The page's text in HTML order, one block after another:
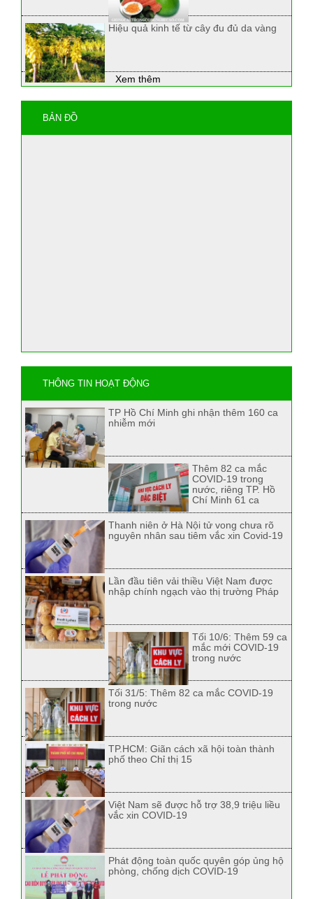
Hiệu quả kinh tế từ cây đu đủ da vàng
Xem thêm
BẢN ĐỒ
THÔNG TIN HOẠT ĐỘNG
TP Hồ Chí Minh ghi nhận thêm 160 ca
nhiễm mới
Thêm 82 ca mắc
COVID-19 trong
nước, riêng TP. Hồ
Chí Minh 61 ca
Thanh niên ở Hà Nội tử vong chưa rõ
nguyên nhân sau tiêm vắc xin Covid-19
Lần đầu tiên vải thiều Việt Nam được
nhập chính ngạch vào thị trường Pháp
Tối 10/6: Thêm 59 ca
mắc mới COVID-19
trong nước
Tối 31/5: Thêm 82 ca mắc COVID-19
trong nước
TP.HCM: Giãn cách xã hội toàn thành
phố theo Chỉ thị 15
Việt Nam sẽ được hỗ trợ 38,9 triệu liều
vắc xin COVID-19
Phát động toàn quốc quyên góp ủng hộ
phòng, chống dịch COVID-19